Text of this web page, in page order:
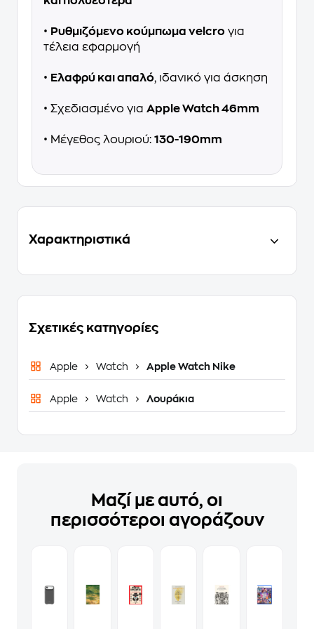
• Ρυθμιζόμενο κούμπωμα velcro για
τέλεια εφαρμογή
• Ελαφρύ και απαλό, ιδανικό για άσκηση
• Σχεδιασμένο για Apple Watch 46mm
• Μέγεθος λουριού: 130-190mm
Χαρακτηριστικά
Σχετικές κατηγορίες
Apple Watch Apple Watch Nike
Apple Watch Λουράκια
Μαζί με αυτό, οι
περισσότεροι αγοράζουν